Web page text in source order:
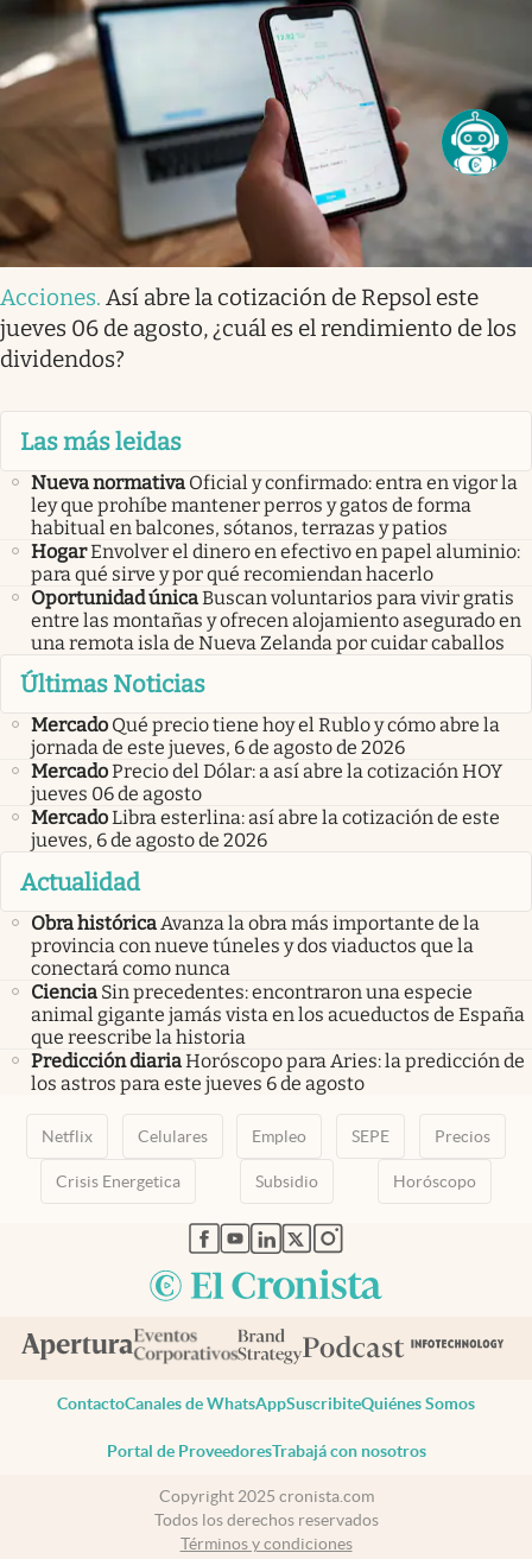
Acciones. Así abre la cotización de Repsol este
jueves 06 de agosto, ¿cuál es el rendimiento de los
dividendos?
Las más leidas
Nueva normativa Oficial y confirmado: entra en vigor la
ley que prohíbe mantener perros y gatos de forma
habitual en balcones, sótanos, terrazas y patios
HogarEnvolver el dinero en efectivo en papel aluminio:
para qué sirve y por qué recomiendan hacerlo
Oportunidad únicaBuscan voluntarios para vivir gratis
entre las montañas y ofrecen alojamiento asegurado en
una remota isla de Nueva Zelanda por cuidar caballos
Últimas Noticias
Mercado Qué precio tiene hoy el Rublo y cómo abre la
jornada de este jueves, 6 de agosto de 2026
MercadoPrecio del Dólar: a así abre la cotización HOY
jueves 06 de agosto
MercadoLibra esterlina: así abre la cotización de este
jueves, 6 de agosto de 2026
Actualidad
Obra históricaAvanza la obra más importante de la
provincia con nueve túneles y dos viaductos que la
conectará como nunca
Ciencia Sin precedentes: encontraron una especie
animal gigante jamás vista en los acueductos de España
que reescribe la historia
Predicción diariaHoróscopo para Aries: la predicción de
los astros para este jueves 6 de agosto
Netflix Celulares Empleo SEPE Precios
Crisis Energetica Subsidio Horóscopo
abre en nueva pestaña
abre en nueva pestaña
abre en nueva pestaña
abre en nueva pestaña
abre en nueva pestaña
ContactoCanales de WhatsAppSuscribiteQuiénes Somos
Portal de ProveedoresTrabajá con nosotros
Copyright 2025 cronista.com
Todos los derechos reservados
Términos y condiciones